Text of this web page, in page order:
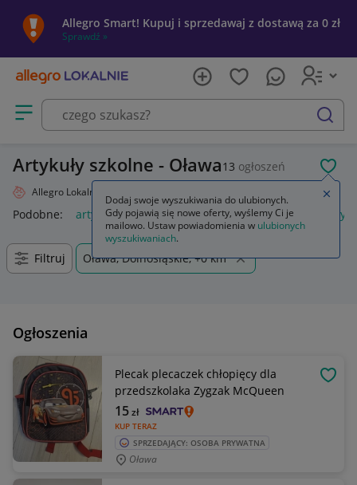
Allegro Smart! Kupuj i sprzedawaj z dostawą za 0 zł
Sprawdź »
Otwórz menu z kategoriami
szukaj
Artykuły szkolne - Oława13 ogłoszeń
Allegro Lokalnie
Podobne: artykuły szkolne artykuły szkolne i biurowe
Filtruj Oława, Dolnośląskie, +0 km
Ogłoszenia
Plecak plecaczek chłopięcy dla
przedszkolaka Zygzak McQueen
KUP TERAZ
15zł
SPRZEDAJĄCY: OSOBA PRYWATNA
Oława
Dodaj swoje wyszukiwania do ulubionych.
Gdy pojawią się nowe oferty, wyślemy Ci je
mailowo. Ustaw powiadomienia w ulubionych
wyszukiwaniach.